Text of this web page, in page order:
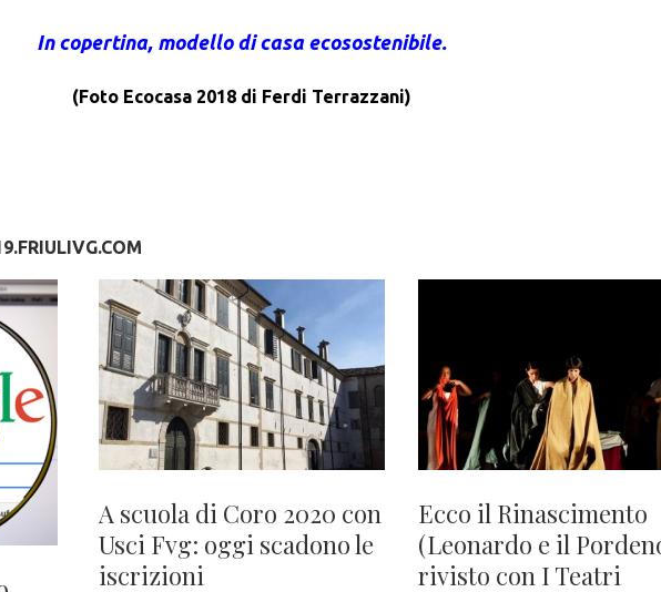
In copertina, modello di casa ecosostenibile.
(Foto Ecocasa 2018 di Ferdi Terrazzani)
A scuola di Coro 2020 con
Usci Fvg: oggi scadono le
iscrizioni
Ecco il Rinascimento
(Leonardo e il
rivisto con I Teatri